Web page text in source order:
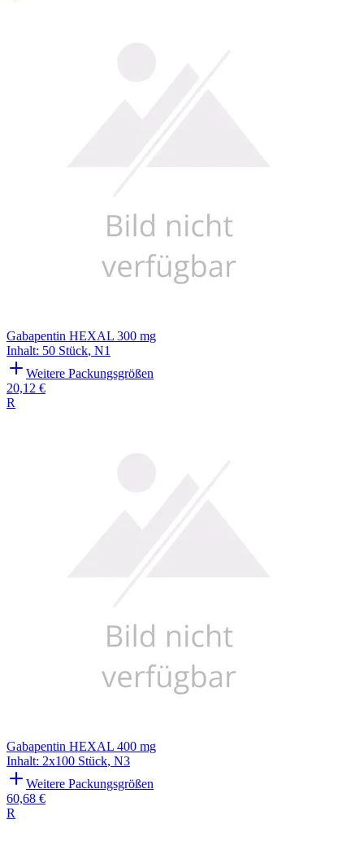
Gabapentin HEXAL 300 mg
Inhalt: 50 Stück, N1
Weitere Packungsgrößen
20,12 €
R
Gabapentin HEXAL 400 mg
Inhalt: 2x100 Stück, N3
Weitere Packungsgrößen
60,68 €
R